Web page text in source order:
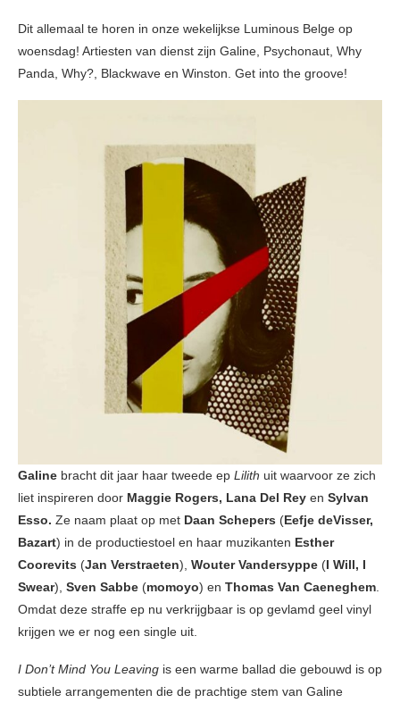
Dit allemaal te horen in onze wekelijkse Luminous Belge op
woensdag! Artiesten van dienst zijn Galine, Psychonaut, Why
Panda, Why?, Blackwave en Winston. Get into the groove!
Galine bracht dit jaar haar tweede ep Lilith uit waarvoor ze zich
liet inspireren door Maggie Rogers, Lana Del Rey en Sylvan
Esso. Ze naam plaat op met Daan Schepers (Eefje deVisser,
Bazart) in de productiestoel en haar muzikanten Esther
Coorevits (Jan Verstraeten), Wouter Vandersyppe (I Will, I
Swear), Sven Sabbe (momoyo) en Thomas Van Caeneghem.
Omdat deze straffe ep nu verkrijgbaar is op gevlamd geel vinyl
krijgen we er nog een single uit.
I Don’t Mind You Leaving is een warme ballad die gebouwd is op
subtiele arrangementen die de prachtige stem van Galine